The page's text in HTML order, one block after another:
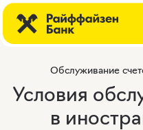
Обслуживание
Условия
в